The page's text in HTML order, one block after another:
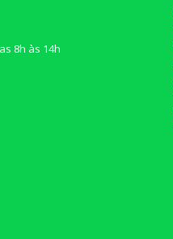
8h às 14h